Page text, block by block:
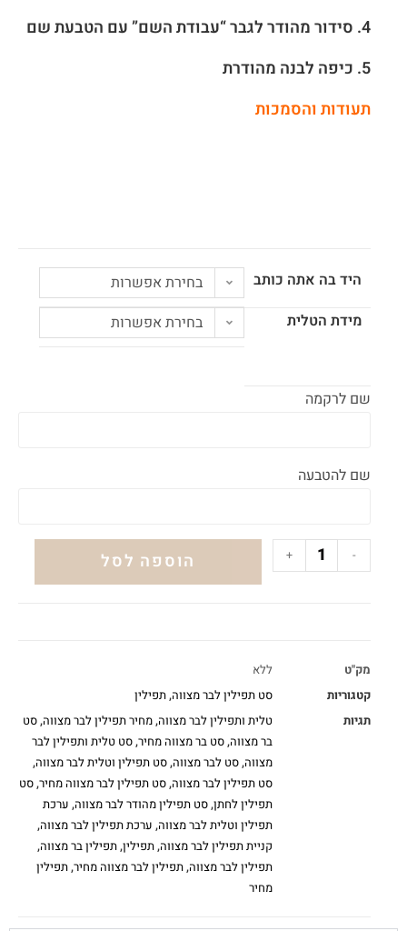
4. סידור מהודר לגבר “עבודת השם” עם הטבעת שם
5. כיפה לבנה מהודרת
תעודות והסמכות
היד בה אתה כותב
בחירת אפשרות
מידת הטלית
בחירת אפשרות
שם לרקמה
שם להטבעה
-
+ הוספה לסל
מק"ט
ללא
קטגוריות
סט תפילין לבר מצווה,תפילין
תגיות
טלית ותפילין לבר מצווה,מחיר תפילין לבר מצווה,סט
בר מצווה,סט בר מצווה מחיר,סט טלית ותפילין לבר
מצווה,סט לבר מצווה,סט תפילין וטלית לבר מצווה,
סט תפילין לבר מצווה,סט תפילין לבר מצווה מחיר,סט
תפילין לחתן,סט תפילין מהודר לבר מצווה, ערכת
תפילין וטלית לבר מצווה, ערכת תפילין לבר מצווה,
קניית תפילין לבר מצווה,תפילין,תפילין בר מצווה,
תפילין לבר מצווה,תפילין לבר מצווה מחיר,תפילין
מחיר